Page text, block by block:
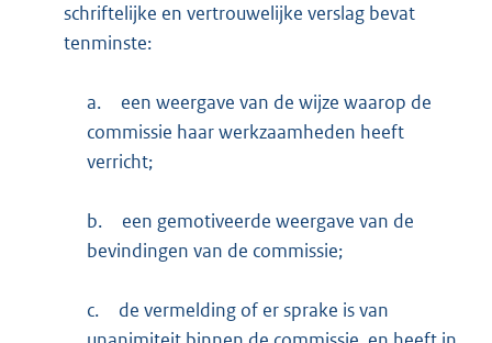
schriftelijke en vertrouwelijke verslag bevat
tenminste:
a.
een weergave van de wijze waarop de
commissie haar werkzaamheden heeft
verricht;
b.
een gemotiveerde weergave van de
bevindingen van de commissie;
c.
de vermelding of er sprake is van